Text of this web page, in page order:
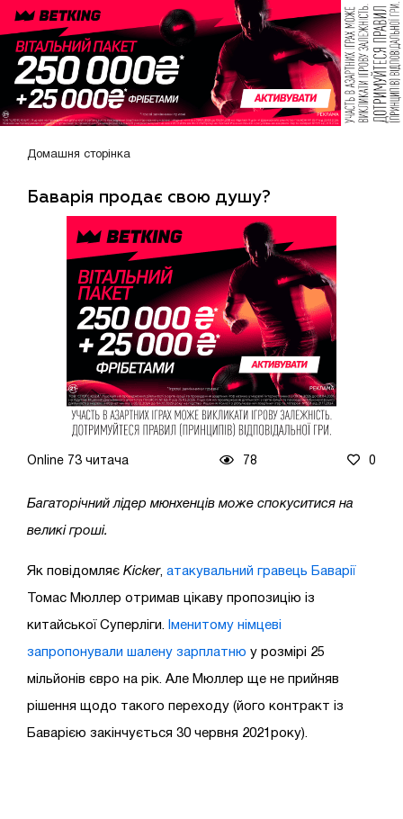
Домашня сторінка
Баварія продає свою душу?
Online 73 читача 78 0
Багаторічний лідер мюнхенців може спокуситися на
великі гроші.
Як повідомляє Kicker, атакувальний гравець Баварії
Томас Мюллер отримав цікаву пропозицію із
китайської Суперліги. Іменитому німцеві
запропонували шалену зарплатню у розмірі 25
мільйонів євро на рік. Але Мюллер ще не прийняв
рішення щодо такого переходу (його контракт із
Баварією закінчується 30 червня 2021року).